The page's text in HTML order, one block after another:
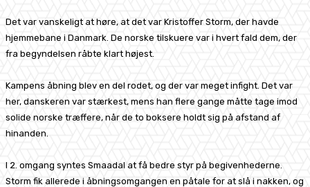
Det var vanskeligt at høre, at det var Kristoffer Storm, der havde
hjemmebane i Danmark. De norske tilskuere var i hvert fald dem, der
fra begyndelsen råbte klart højest.
Kampens åbning blev en del rodet, og der var meget infight. Det var
her, danskeren var stærkest, mens han flere gange måtte tage imod
solide norske træffere, når de to boksere holdt sig på afstand af
hinanden.
I 2. omgang syntes Smaadal at få bedre styr på begivenhederne.
Storm fik allerede i åbningsomgangen en påtale for at slå i nakken, og